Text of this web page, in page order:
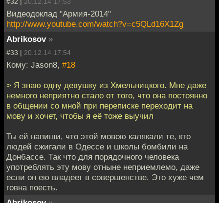
Видеодоклад "Армия-2014"
http://www.youtube.com/watch?v=c5QLd16X1Zg
Abrikosov »
#33 | 20.12.14 17:54
Кому: Jason8, #18
> Я знаю одну девушку из Хмельницкого. Мне даже
немного неприятно стало от того, что она постоянно
в общении со мной при переписке переходит на
мову и хочет, чтобы я её тоже выучил
Ты ей напиши, что этой мовою калякали те, кто
людей сжигали в Одессе и школы бомбили на
Донбассе. Так что для порядочного человека
употреблять эту мову отныне неприемлемо, даже
если он ею владеет в совершенстве. Это хуже чем
говна поесть.